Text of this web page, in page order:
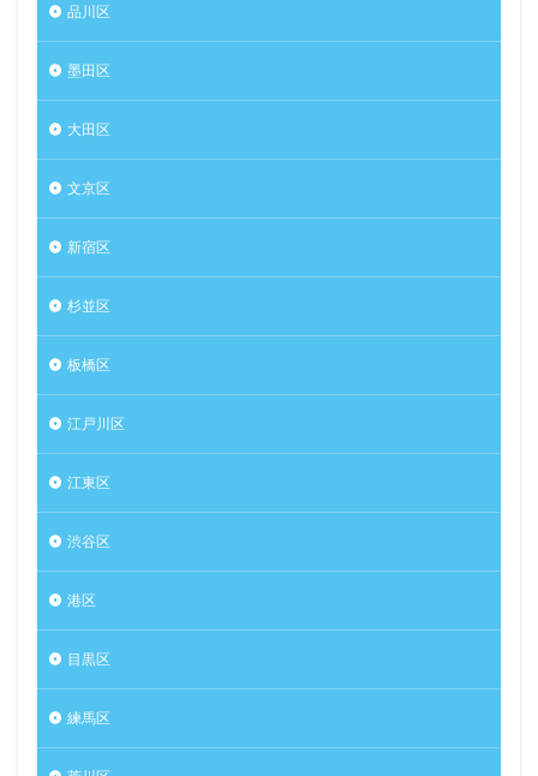
品川区
墨田区
大田区
文京区
新宿区
杉並区
板橋区
江戸川区
江東区
渋谷区
港区
目黒区
練馬区